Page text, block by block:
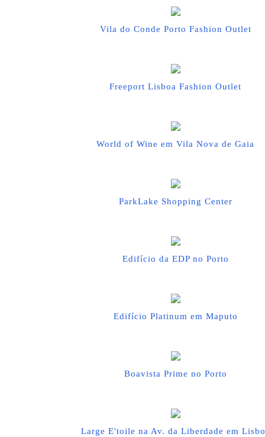
Vila do Conde Porto Fashion Outlet
Freeport Lisboa Fashion Outlet
World of Wine em Vila Nova de Gaia
ParkLake Shopping Center
Edifício da EDP no Porto
Edifício Platinum em Maputo
Boavista Prime no Porto
Large E'toile na Av. da Liberdade em